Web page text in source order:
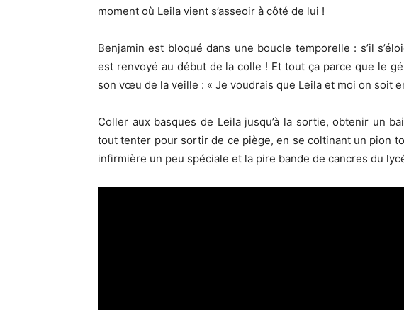
moment où Leila vient s’asseoir à côté de lui !
Benjamin est bloqué dans une boucle temporelle : s’il
est renvoyé au début de la colle ! Et tout ça parce que le
son vœu de la veille : « Je voudrais que Leila et moi on soit
Coller aux basques de Leila jusqu’à la sortie, obtenir un
tout tenter pour sortir de ce piège, en se coltinant un pion
infirmière un peu spéciale et la pire bande de cancres du